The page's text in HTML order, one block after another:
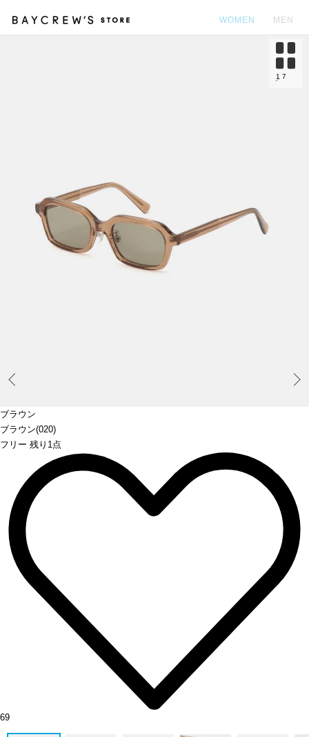
WOMEN MEN
ブラウン
ブラウン(020)
フリー 残り1点
1 7
69